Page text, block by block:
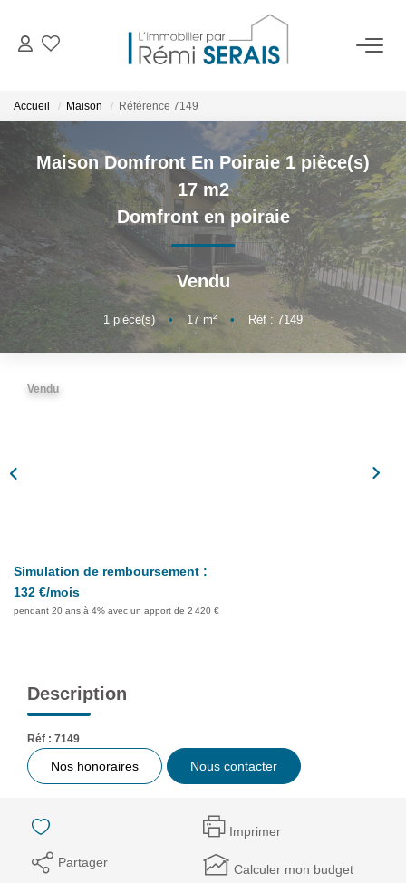
LOUER
VENDRE
BIENS VENDUS
ADMINISTRATION DE BIENS
Gestion
Accueil Maison Référence 7149
Maison Domfront En Poiraie 1 pièce(s)
17 m2
Domfront en poiraie
Vendu
1pièce(s) • 17 m² • Réf : 7149
Vendu
Simulation de remboursement :
132 €/mois
pendant 20 ans à 4% avec un apport de 2 420 €
Description
Réf : 7149
Nos honoraires Nous contacter
Imprimer
Partager Calculer mon budget